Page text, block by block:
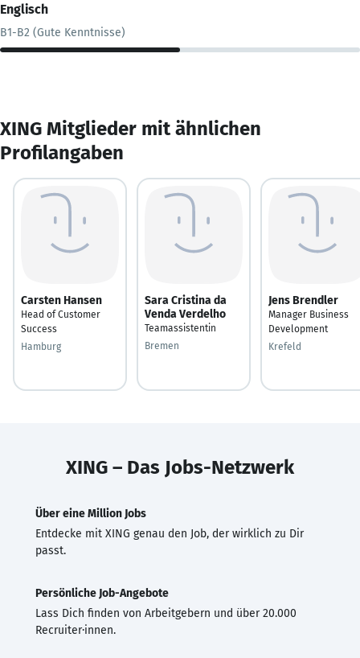
Englisch
B1-B2 (Gute Kenntnisse)
XING Mitglieder mit ähnlichen
Profilangaben
Carsten Hansen
Head of Customer
Success
Hamburg
Sara Cristina da
Venda Verdelho
Teamassistentin
Bremen
Jens Brendler
Manager Business
Development
Krefeld
XING – Das Jobs-Netzwerk
Über eine Million Jobs
Entdecke mit XING genau den Job, der wirklich zu Dir
passt.
Persönliche Job-Angebote
Lass Dich finden von Arbeitgebern und über 20.000
Recruiter·innen.